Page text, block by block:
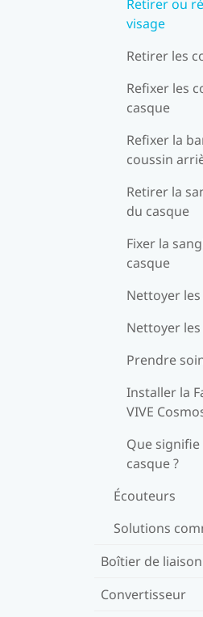
Retirer ou
visage
Retirer les
Refixer les
casque
Refixer la
coussin
Retirer la
du casque
Fixer la
casque
Nettoyer
Nettoyer
Prendre
Installer la
VIVE
Que
casque ?
Écouteurs
Solutions
Boîtier de liaison
Convertisseur